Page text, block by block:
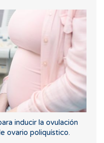
inducir la ovulación
ovario poliquístico.